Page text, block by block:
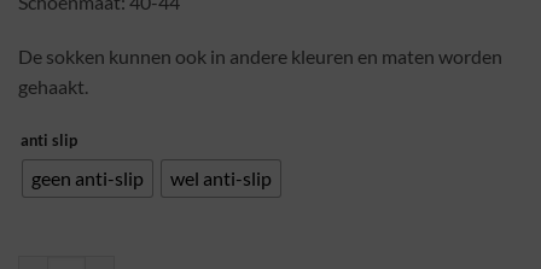
De sokken kunnen ook in andere kleuren en maten worden
gehaakt.
anti slip
geen anti-slip wel anti-slip